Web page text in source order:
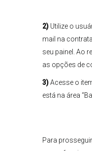
2) Utilize o
mail na
seu painel. Ao
as opções de
3)Acesse o
está na área
Para